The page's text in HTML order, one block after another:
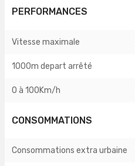
PERFORMANCES
Vitesse maximale
1000m depart arrêté
0 à 100Km/h
CONSOMMATIONS
Consommations extra urbaine